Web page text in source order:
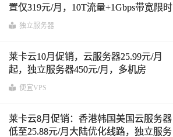
置仅319元/月，10T流量+1Gbps带宽限时
抢购
独立服务器
莱卡云10月促销，云服务器25.99元/月
起，独立服务器450元/月，多机房
BGP/CN2线路可选
便宜VPS
莱卡云8月促销：香港韩国美国云服务器
低至25.88元/月大陆优化线路，独立服务